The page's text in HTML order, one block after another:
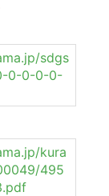
sdgs
0-0-0-0-
kura
495